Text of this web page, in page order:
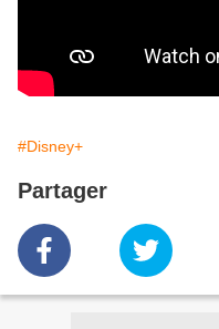
#Disney+
Partager